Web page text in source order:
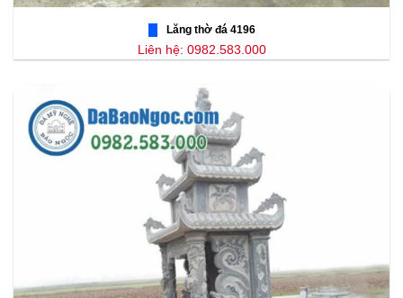
Lăng thờ đá 4196
Liên hệ: 0982.583.000